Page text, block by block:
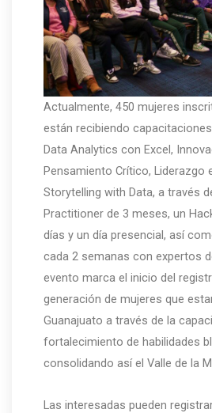
Actualmente, 450 mujeres
están recibiendo
Data Analytics con Excel,
Pensamiento Crítico, Liderazgo
Storytelling with Data, a través
Practitioner de 3 meses, un
días y un día presencial, así
cada 2 semanas con expertos
evento marca el inicio del
generación de mujeres que
Guanajuato a través de la
fortalecimiento de habilidades
consolidando así el Valle de la
Las interesadas pueden